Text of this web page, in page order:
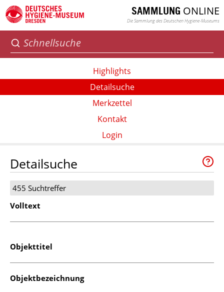
SAMMLUNG ONLINE
Die Sammlung des Deutschen Hygiene-Museums
Highlights
Detailsuche
Merkzettel
Kontakt
Login
Detailsuche
455 Suchtreffer
Volltext
Objekttitel
Objektbezeichnung